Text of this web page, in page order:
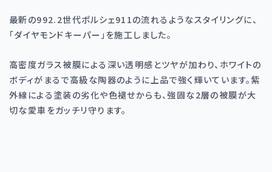
最新の992.2世代ポルシェ911の流れるようなスタイリングに、
「ダイヤモンドキーパー」を施工しました。
高密度ガラス被膜による深い透明感とツヤが加わり、ホワイトの
ボディがまるで高級な陶器のように上品で強く輝いています。紫
外線による塗装の劣化や色褪せからも、強固な2層の被膜が大
切な愛車をガッチリ守ります。